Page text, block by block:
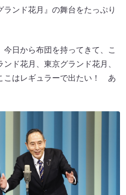
ンド花月』の舞台をたっぷり
今日から布団を持ってきて、こ
ド花月、東京グランド花月、
こはレギュラーで出たい！ あ